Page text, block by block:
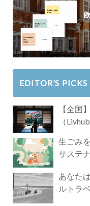
EDITOR’S
【全国
（
生ごみ
サステ
あなたはどう
ルトラ